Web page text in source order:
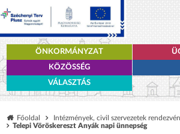
ÖNKORMÁNYZAT
KÖZÖSSÉG
VÁLASZTÁS
Főoldal Intézmények, civil szervezetek
Telepi Vöröskereszt Anyák napi ünnepség